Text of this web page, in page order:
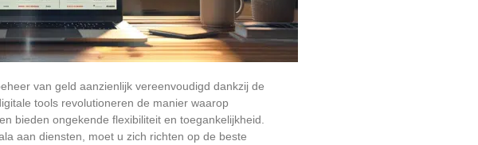
van geld aanzienlijk vereenvoudigd dankzij de
tools revolutioneren de manier waarop
bieden ongekende flexibiliteit en toegankelijkheid.
aan diensten, moet u zich richten op de beste